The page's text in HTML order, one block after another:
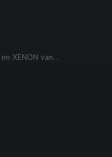
XENON van...